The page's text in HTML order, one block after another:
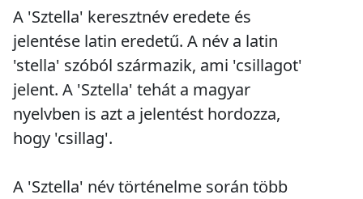
A 'Sztella' keresztnév eredete és
jelentése latin eredetű. A név a latin
'stella' szóból származik, ami 'csillagot'
jelent. A 'Sztella' tehát a magyar
nyelvben is azt a jelentést hordozza,
hogy 'csillag'.
A 'Sztella' név történelme során több